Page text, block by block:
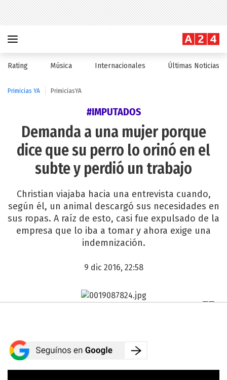
Rating Música Internacionales Últimas Noticias
Primicias YA PrimiciasYA
#IMPUTADOS
Demanda a una mujer porque
dice que su perro lo orinó en el
subte y perdió un trabajo
Christian viajaba hacia una entrevista cuando,
según él, un animal descargó sus necesidades en
sus ropas. A raíz de esto, casi fue expulsado de la
empresa que lo iba a tomar y ahora exige una
indemnización.
9 dic 2016, 22:58